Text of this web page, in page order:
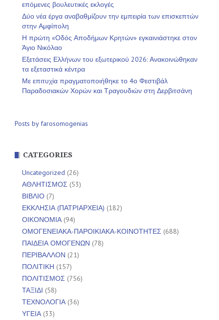
επόμενες βουλευτικές εκλογές
Δύο νέα έργα αναβαθμίζουν την εμπειρία των επισκεπτών
στην Αμφίπολη
Η πρώτη «Οδός Αποδήμων Κρητών» εγκαινιάστηκε στον
Άγιο Νικόλαο
Εξετάσεις Ελλήνων του εξωτερικού 2026: Ανακοινώθηκαν
τα εξεταστικά κέντρα
Με επιτυχία πραγματοποιήθηκε το 4ο Φεστιβάλ
Παραδοσιακών Χορών και Τραγουδιών στη Δερβιτσάνη
Posts by farosomogenias
CATEGORIES
Uncategorized (26)
ΑΘΛΗΤΙΣΜΟΣ (53)
ΒΙΒΛΙΟ (7)
ΕΚΚΛΗΣΙΑ (ΠΑΤΡΙΑΡΧΕΙΑ) (182)
ΟΙΚΟΝΟΜΙΑ(94)
ΟΜΟΓΕΝΕΙΑΚΑ-ΠΑΡΟΙΚΙΑΚΑ-ΚΟΙΝΟΤΗΤΕΣ (688)
ΠΑΙΔΕΙΑ ΟΜΟΓΕΝΩΝ (78)
ΠΕΡΙΒΑΛΛΟΝ (21)
ΠΟΛΙΤΙΚΗ (157)
ΠΟΛΙΤΙΣΜΟΣ (756)
ΤΑΞΙΔΙ (58)
ΤΕΧΝΟΛΟΓΙΑ(36)
ΥΓΕΙΑ(33)